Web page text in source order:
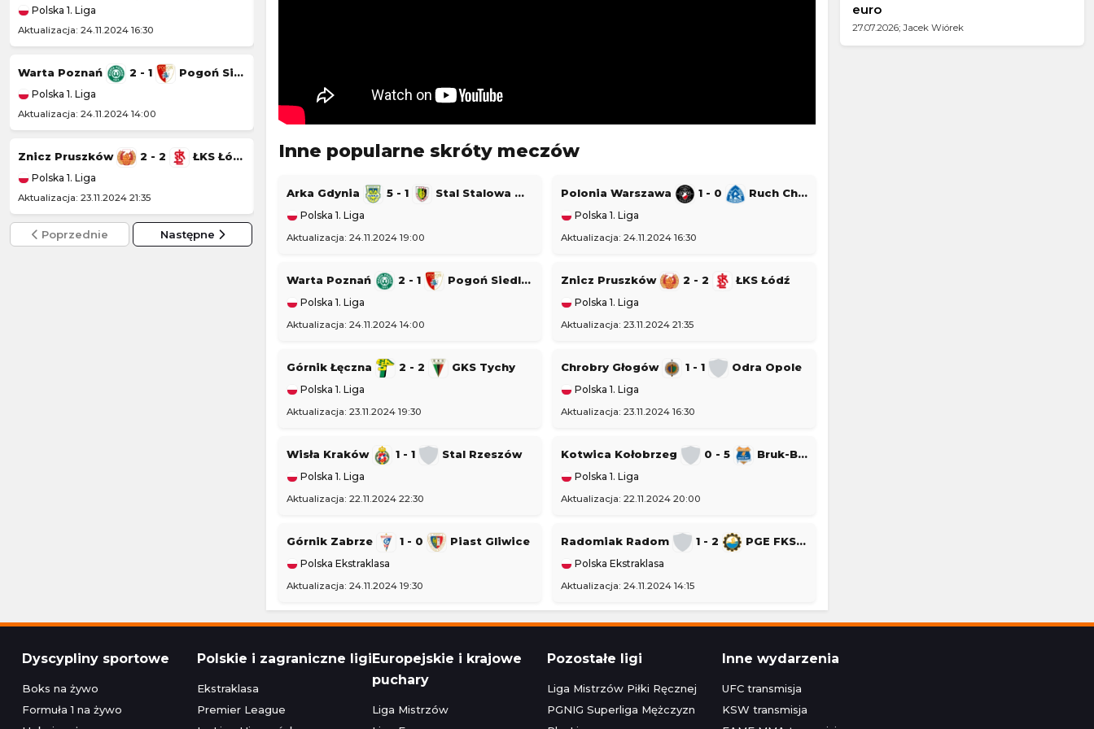
Polska 1. Liga
Aktualizacja: 24.11.2024 16:30
Warta Poznań 2 - 1 Pogoń Siedlce
Polska 1. Liga
Aktualizacja: 24.11.2024 14:00
Znicz Pruszków 2 - 2 ŁKS Łódź
Polska 1. Liga
Aktualizacja: 23.11.2024 21:35
Polska 1. Liga
Aktualizacja: 22.11.2024 22:30
Kotwica Kołobrzeg 0 - 5 Bruk-Bet Termalica Nieciecza
Aktualizacja: 22.11.2024 20:00
Legia Warszawa
Aktualizacja: 23.11.2024 22:15
Poprzednie Następne
Inne popularne skróty meczów
Arka Gdynia 5 - 1 Stal Stalowa Wola
Polska 1. Liga
Aktualizacja: 24.11.2024 19:00
Polonia Warszawa 1 - 0 Ruch Chorzów
Polska 1. Liga
Aktualizacja: 24.11.2024 16:30
Warta Poznań 2 - 1 Pogoń Siedlce
Polska 1. Liga
Aktualizacja: 24.11.2024 14:00
Znicz Pruszków 2 - 2 ŁKS Łódź
Polska 1. Liga
Aktualizacja: 23.11.2024 21:35
Górnik Łęczna 2 - 2 GKS Tychy
Polska 1. Liga
Aktualizacja: 23.11.2024 19:30
Chrobry Głogów 1 - 1 Odra Opole
Polska 1. Liga
Aktualizacja: 23.11.2024 16:30
Wisła Kraków 1 - 1 Stal Rzeszów
Polska 1. Liga
Aktualizacja: 22.11.2024 22:30
Kotwica Kołobrzeg 0 - 5 Bruk-Bet Termalica Nieciecza
Polska 1. Liga
Aktualizacja: 22.11.2024 20:00
Górnik Zabrze 1 - 0 Piast Gliwice
Polska Ekstraklasa
Aktualizacja: 24.11.2024 19:30
Radomiak Radom 1 - 2 PGE FKS Stal Mielec
Polska Ekstraklasa
Aktualizacja: 24.11.2024 14:15
euro
27.07.2026; Jacek Wiórek
Dyscypliny sportowe
Boks na żywo
Formuła 1 na żywo
Polskie i zagraniczne ligi
Ekstraklasa
Premier League
Europejskie i krajowe
puchary
Liga Mistrzów
Pozostałe ligi
Liga Mistrzów Piłki Ręcznej
PGNIG Superliga Mężczyzn
Inne wydarzenia
UFC transmisja
KSW transmisja